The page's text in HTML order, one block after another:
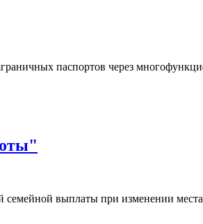
паспортов через
семейной выплаты при изменении